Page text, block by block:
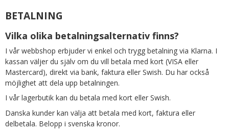
BETALNING
Vilka olika betalningsalternativ finns?
I vår webbshop erbjuder vi enkel och trygg betalning via Klarna. I
kassan väljer du själv om du vill betala med kort (VISA eller
Mastercard), direkt via bank, faktura eller Swish. Du har också
möjlighet att dela upp betalningen.
I vår lagerbutik kan du betala med kort eller Swish.
Danska kunder kan välja att betala med kort, faktura eller
delbetala. Belopp i svenska kronor.